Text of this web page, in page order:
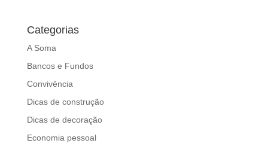
a
n
k
Categorias
A Soma
Bancos e Fundos
Convivência
Dicas de construção
Dicas de decoração
Economia pessoal